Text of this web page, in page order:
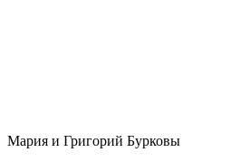
Мария и Григорий Бурковы